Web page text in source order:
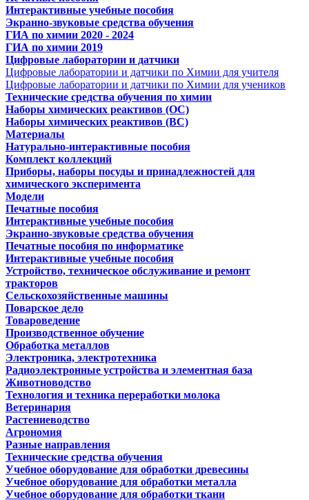
Интерактивные учебные пособия
Экранно-звуковые средства обучения
ГИА по химии 2020 - 2024
ГИА по химии 2019
Цифровые лаборатории и датчики
Цифровые лаборатории и датчики по Химии для учителя
Цифровые лаборатории и датчики по Химии для учеников
Технические средства обучения по химии
Наборы химических реактивов (ОС)
Наборы химических реактивов (ВС)
Материалы
Натурально-интерактивные пособия
Комплект коллекций
Приборы, наборы посуды и принадлежностей для
химического эксперимента
Модели
Печатные пособия
Интерактивные учебные пособия
Экранно-звуковые средства обучения
Печатные пособия по информатике
Интерактивные учебные пособия
Устройство, техническое обслуживание и ремонт
тракторов
Сельскохозяйственные машины
Поварское дело
Товароведение
Производственное обучение
Обработка металлов
Электроника, электротехника
Радиоэлектронные устройства и элементная база
Животноводство
Технология и техника переработки молока
Ветеринария
Растениеводство
Агрономия
Разные направления
Технические средства обучения
Учебное оборудование для обработки древесины
Учебное оборудование для обработки металла
Учебное оборудование для обработки ткани